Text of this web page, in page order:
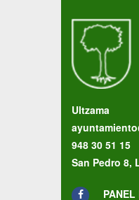
Ultzama
948 30 51 15
San Pedro 8,
PANEL